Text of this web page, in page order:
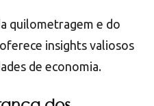
quilometragem e do
insights valiosos
de economia.